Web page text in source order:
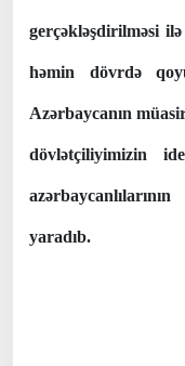
gerçəkləşdirilməsi
həmin dövrdə
Azərbaycanın
dövlətçiliyimizin
yaradıb.